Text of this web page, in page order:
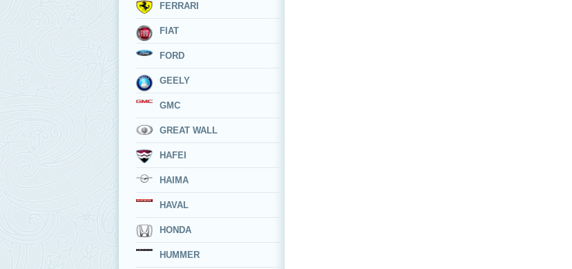
FERRARI
FIAT
FORD
GEELY
GMC
GREAT WALL
HAFEI
HAIMA
HAVAL
HONDA
HUMMER